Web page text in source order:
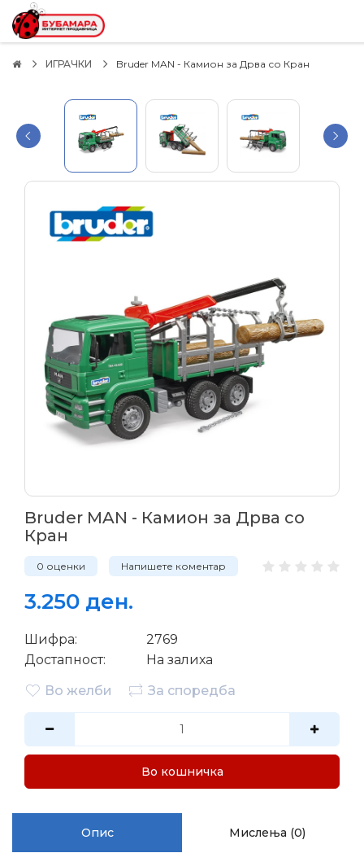
ИГРАЧКИ Bruder MAN - Камион за Дрва со Кран
Bruder MAN - Камион за Дрва со
Кран
0 оценки Напишете коментар
3.250 ден.
Шифра:
2769
Достапност:
На залиха
Во желби
За споредба
Во кошничка
Опис Мислења (0)